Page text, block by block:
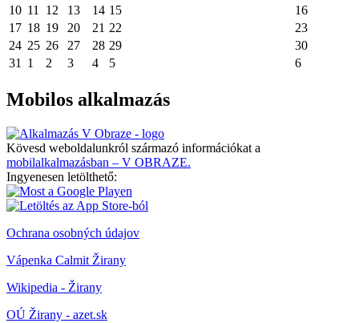
10 11 12 13 14 15
16
17 18 19 20 21 22
23
24 25 26 27 28 29
30
31
1 2 3 4 5 6
Mobilos alkalmazás
Kövesd weboldalunkról származó információkat a
mobilalkalmazásban – V OBRAZE.
Ingyenesen letölthető:
Ochrana osobných údajov
Vápenka Calmit Žirany
Wikipedia - Žirany
OÚ Žirany - azet.sk